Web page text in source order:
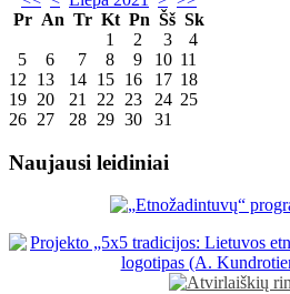
Pr An Tr Kt Pn Šš Sk
1
2 3
4
5
6 7 8 9 10 11
12
13 14 15 16 17 18
19 20 21 22 23 24 25
26 27 28 29 30 31
Naujausi leidiniai